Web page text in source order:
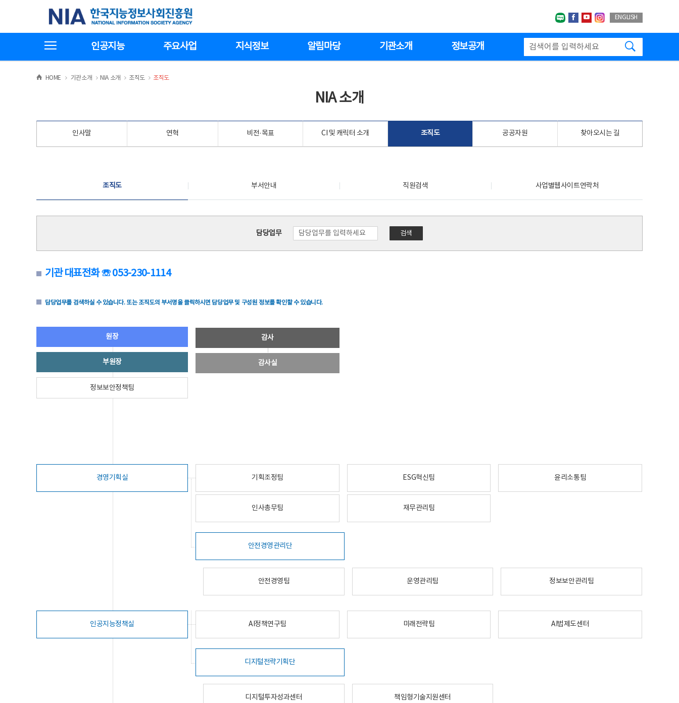
기
한국지능정보사회진흥원
네이버블로그
페이스북
유투브인스타그랩
ENGLISH
인공지능 주요사업 지식정보 알림마당 기관소개 정보공개
HOME >
기관소개 >NIA 소개 >
조직도 >
조직도
NIA 소개
인사말 연혁 비전·목표 CI 및 캐릭터 소개 조직도 공공자원 찾아오시는 길
조직도 부서안내 직원검색 사업별웹사이트연락처
담당업무 검색
기관 대표전화 ☏ 053-230-1114
담당업무를 검색하실 수 있습니다. 또는 조직도의 부서명을 클릭하시면 담당업무 및 구성원 정보를 확인할 수 있습니다.
원장
부원장
정보보안정책팀
감사
감사실
경영기획실 기획조정팀 ESG혁신팀 윤리소통팀
인사총무팀 재무관리팀
안전경영관리단
안전경영팀 운영관리팀 정보보안관리팀
인공지능정책실 AI정책연구팀 미래전략팀 AI법제도센터
디지털전략기획단
디지털투자성과센터 책임형기술지원센터